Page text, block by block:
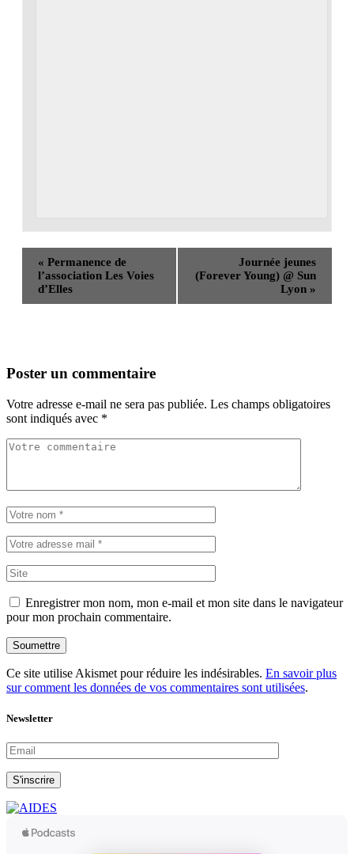
« Permanence de
l’association Les Voies
d’Elles
Journée jeunes
(Forever Young) @ Sun
Lyon »
Poster un commentaire
Votre adresse e-mail ne sera pas publiée. Les champs obligatoires
sont indiqués avec *
Enregistrer mon nom, mon e-mail et mon site dans le navigateur
pour mon prochain commentaire.
Soumettre
Ce site utilise Akismet pour réduire les indésirables. En savoir plus
sur comment les données de vos commentaires sont utilisées.
Newsletter
S'inscrire